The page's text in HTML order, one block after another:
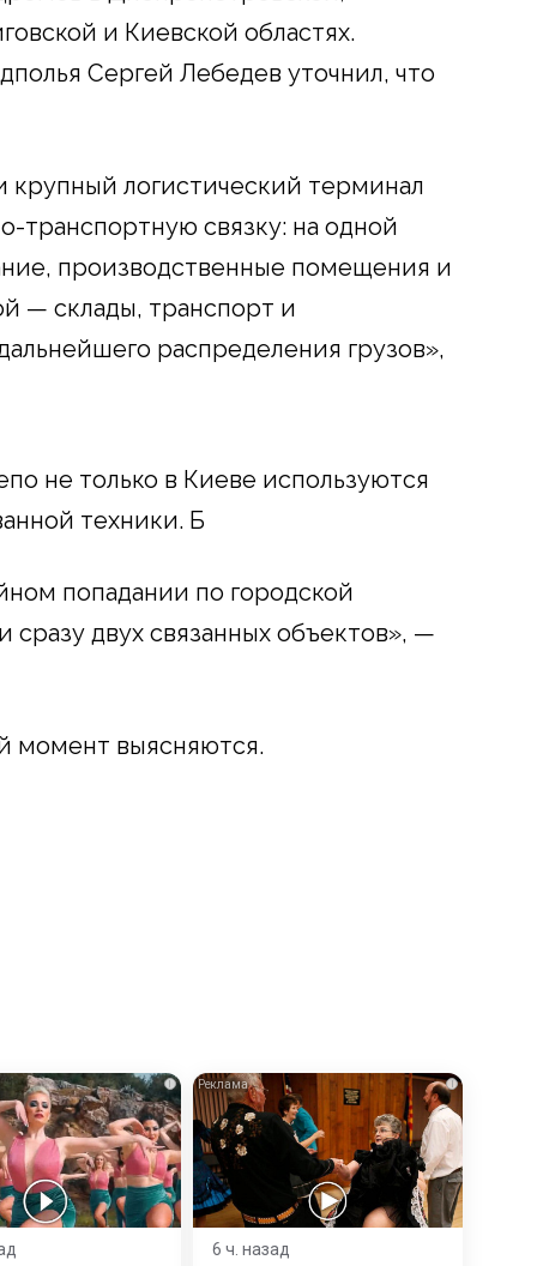
и Киевской областях.
Сергей Лебедев уточнил, что
крупный логистический терминал
связку: на одной
производственные помещения и
— склады, транспорт и
распределения грузов»,
не только в Киеве используются
техники. Б
попадании по городской
двух связанных объектов», —
момент выясняются.
i i
6 ч. назад